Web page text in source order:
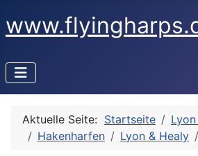
Aktuelle Seite: Startseite
Hakenharfen
Lyon & Healy